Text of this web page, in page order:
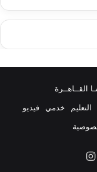
التعليم خدمي
فيديو
انستقرام